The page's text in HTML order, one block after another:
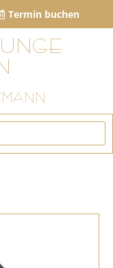
Termin buchen